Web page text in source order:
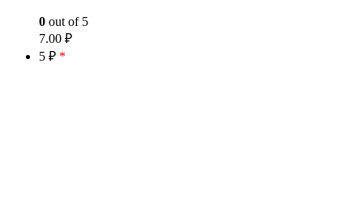
0 out of 5
7.00 ₽
5 ₽ *